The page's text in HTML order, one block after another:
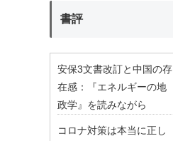
書評
安保3文書改訂と中国の存
在感：『エネルギーの地
政学』を読みながら
コロナ対策は本当に正し